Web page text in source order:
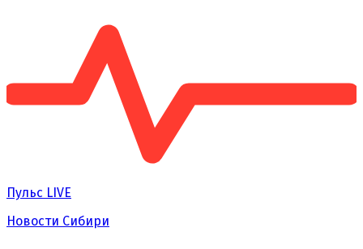
Пульс LIVE
Новости Сибири